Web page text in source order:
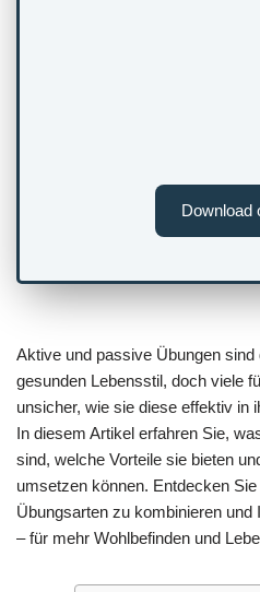
Download
Aktive und passive Übungen
gesunden Lebensstil, doch viele
unsicher, wie sie diese effektiv in
In diesem Artikel erfahren Sie,
sind, welche Vorteile sie bieten
umsetzen können. Entdecken
Übungsarten zu kombinieren
– für mehr Wohlbefinden und